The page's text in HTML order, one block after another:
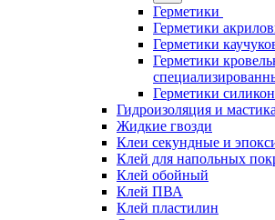
Герметики
Герметики
Герметики
Герметики
Герметики
Гидроизоляция и мастика
Жидкие гвозди
Клеи секундные и
Клей для напольных
Клей обойный
Клей ПВА
Клей пластилин